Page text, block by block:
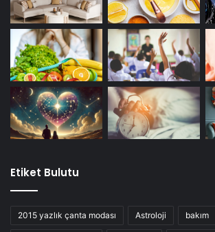
Etiket Bulutu
2015 yazlık çanta modası Astroloji bakım